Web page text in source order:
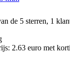
de 5 sterren, 1
2.63 euro met